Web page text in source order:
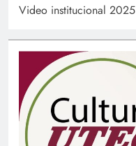
Video institucional 2025